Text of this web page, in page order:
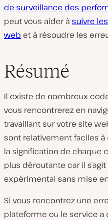
de surveillance des
peut vous aider à suivre
web et à résoudre les
Résumé
Il existe de nombreux
vous rencontrerez en
travaillant sur votre site
sont relativement faciles
la signification de chaque
plus déroutante car il
expérimental sans mise
Si vous rencontrez une
plateforme ou le service